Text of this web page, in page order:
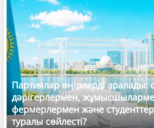
Партиялар өңірлерді аралады:
дәрігерлермен,
фермерлермен және
туралы сөйлесті?